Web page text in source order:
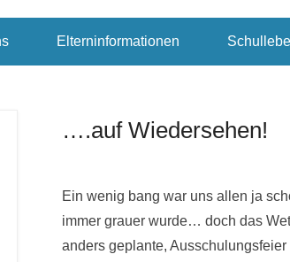
Elterninformationen
….auf Wiedersehen!
Ein wenig bang war uns allen ja
immer grauer wurde… doch das
anders geplante,